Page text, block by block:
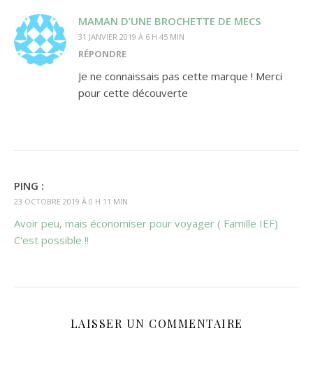
MAMAN D’UNE BROCHETTE DE MECS
31 JANVIER 2019 À 6 H 45 MIN
RÉPONDRE
Je ne connaissais pas cette marque ! Merci
pour cette découverte
PING :
23 OCTOBRE 2019 À 0 H 11 MIN
Avoir peu, mais économiser pour voyager ( Famille IEF)
C'est possible !!
LAISSER UN COMMENTAIRE